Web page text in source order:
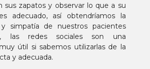
sus zapatos y observar lo que a su
adecuado, así obtendríamos la
y simpatía de nuestros pacientes
las redes sociales son una
útil si sabemos utilizarlas de la
y adecuada.